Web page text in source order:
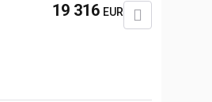
19 316 EUR